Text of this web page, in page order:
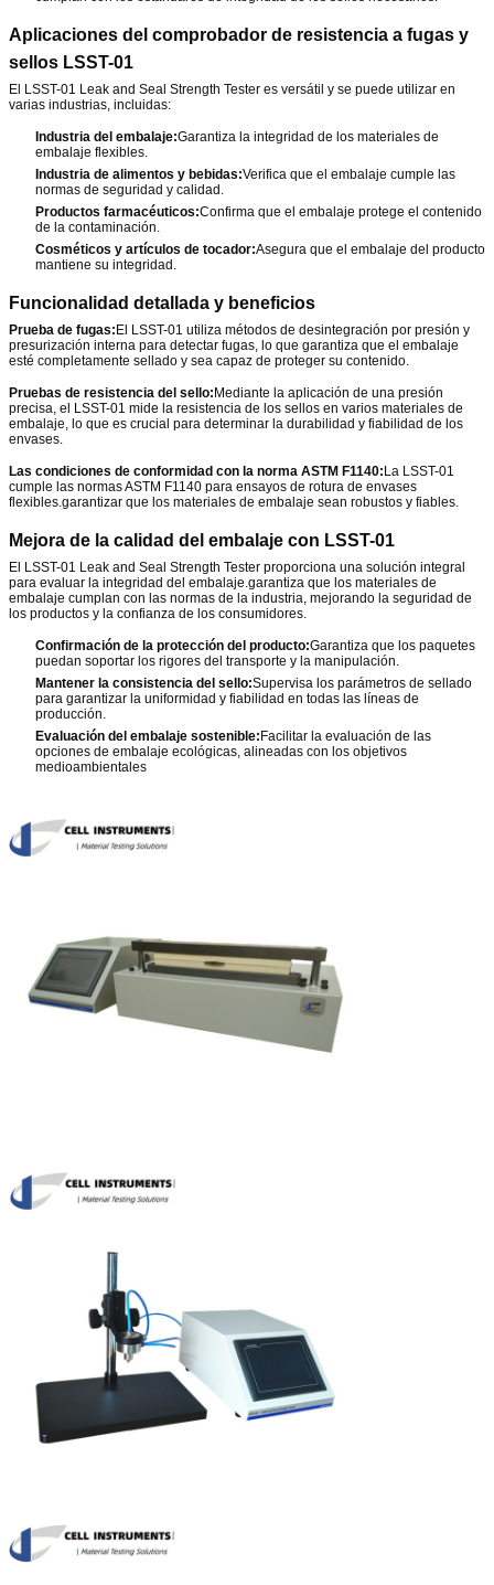
Aplicaciones del comprobador de resistencia a fugas y
sellos LSST-01
El LSST-01 Leak and Seal Strength Tester es versátil y se puede utilizar en
varias industrias, incluidas:
Industria del embalaje:Garantiza la integridad de los materiales de
embalaje flexibles.
Industria de alimentos y bebidas:Verifica que el embalaje cumple las
normas de seguridad y calidad.
Productos farmacéuticos:Confirma que el embalaje protege el contenido
de la contaminación.
Cosméticos y artículos de tocador:Asegura que el embalaje del producto
mantiene su integridad.
Funcionalidad detallada y beneficios
Prueba de fugas:El LSST-01 utiliza métodos de desintegración por presión y
presurización interna para detectar fugas, lo que garantiza que el embalaje
esté completamente sellado y sea capaz de proteger su contenido.
Pruebas de resistencia del sello:Mediante la aplicación de una presión
precisa, el LSST-01 mide la resistencia de los sellos en varios materiales de
embalaje, lo que es crucial para determinar la durabilidad y fiabilidad de los
envases.
Las condiciones de conformidad con la norma ASTM F1140:La LSST-01
cumple las normas ASTM F1140 para ensayos de rotura de envases
flexibles.garantizar que los materiales de embalaje sean robustos y fiables.
Mejora de la calidad del embalaje con LSST-01
El LSST-01 Leak and Seal Strength Tester proporciona una solución integral
para evaluar la integridad del embalaje.garantiza que los materiales de
embalaje cumplan con las normas de la industria, mejorando la seguridad de
los productos y la confianza de los consumidores.
Confirmación de la protección del producto:Garantiza que los paquetes
puedan soportar los rigores del transporte y la manipulación.
Mantener la consistencia del sello:Supervisa los parámetros de sellado
para garantizar la uniformidad y fiabilidad en todas las líneas de
producción.
Evaluación del embalaje sostenible:Facilitar la evaluación de las
opciones de embalaje ecológicas, alineadas con los objetivos
medioambientales